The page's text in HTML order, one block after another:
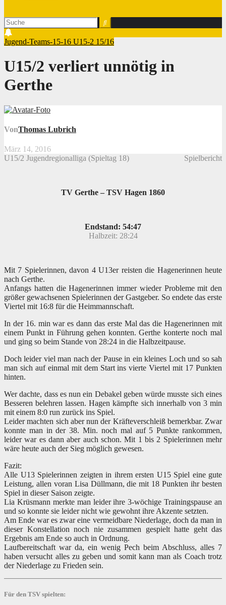
Jugend-Teams-15-16 U15-2 15/16
U15/2 verliert unnötig in
Gerthe
VonThomas Lubrich
März 14, 2016
U15/2 Jugendregionalliga (Spieltag 18)
Spielbericht
TV Gerthe – TSV Hagen 1860
Endstand: 54:47
Halbzeit: 28:24
Mit 7 Spielerinnen, davon 4 U13er reisten die Hagenerinnen heute
nach Gerthe.
Anfangs hatten die Hagenerinnen immer wieder Probleme mit den
größer gewachsenen Spielerinnen der Gastgeber. So endete das erste
Viertel mit 16:8 für die Heimmannschaft.
In der 16. min war es dann das erste Mal das die Hagenerinnen mit
einem Punkt in Führung gehen konnten. Gerthe konterte noch mal
und ging so beim Stande von 28:24 in die Halbzeitpause.
Doch leider viel man nach der Pause in ein kleines Loch und so sah
man sich auf einmal mit dem Start ins vierte Viertel mit 17 Punkten
hinten.
Wer dachte, dass es nun ein Debakel geben würde musste sich eines
Besseren belehren lassen. Hagen kämpfte sich innerhalb von 3 min
mit einem 8:0 run zurück ins Spiel.
Leider machten sich aber nun der Kräfteverschleiß bemerkbar. Zwar
konnte man in der 38. Min. noch mal auf 5 Punkte rankommen,
leider war es dann aber auch schon. Mit 1 bis 2 Spielerinnen mehr
wäre heute auch der Sieg möglich gewesen.
Fazit:
Alle U13 Spielerinnen zeigten in ihrem ersten U15 Spiel eine gute
Leistung, allen voran Lisa Düllmann, die mit 18 Punkten ihr besten
Spiel in dieser Saison zeigte.
Lia Krüsmann merkte man leider ihre 3-wöchige Trainingspause an
und so konnte sie leider nicht wie gewohnt ihre Akzente setzten.
Am Ende war es zwar eine vermeidbare Niederlage, doch da man in
dieser Konstellation noch nie zusammen gespielt hatte geht das
Ergebnis am Ende so auch in Ordnung.
Laufbereitschaft war da, ein wenig Pech beim Abschluss, alles 7
haben versucht alles zu geben und somit kann man als Coach trotz
der Niederlage zu Frieden sein.
Für den TSV spielten: